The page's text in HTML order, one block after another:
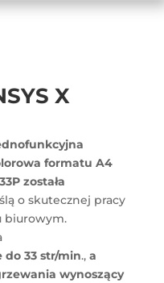
X
formatu A4
została
o skutecznej pracy
biurowym.
33 str/min.,a
wynoszący